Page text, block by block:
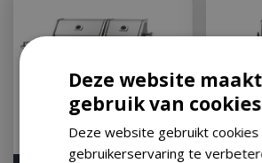
Deze website maakt
gebruik van
Deze website gebruikt cookies
gebruikerservaring te